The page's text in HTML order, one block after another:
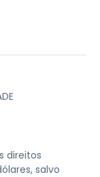
direitos
salvo